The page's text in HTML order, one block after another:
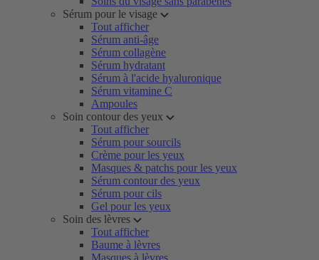
Sérum pour le visage
Tout afficher
Sérum anti-âge
Sérum collagène
Sérum hydratant
Sérum à l'acide hyaluronique
Sérum vitamine C
Ampoules
Soin contour des yeux
Tout afficher
Sérum pour sourcils
Crème pour les yeux
Masques & patchs pour les yeux
Sérum contour des yeux
Sérum pour cils
Gel pour les yeux
Soin des lèvres
Tout afficher
Baume à lèvres
Masques à lèvres